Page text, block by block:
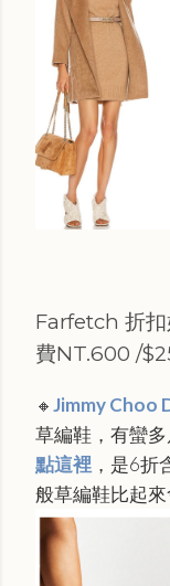
Farfetch 折扣
費NT.600 /
🔸 Jimmy Choo
草編鞋，有蠻
點這裡 ，是6折
般草編鞋比起來